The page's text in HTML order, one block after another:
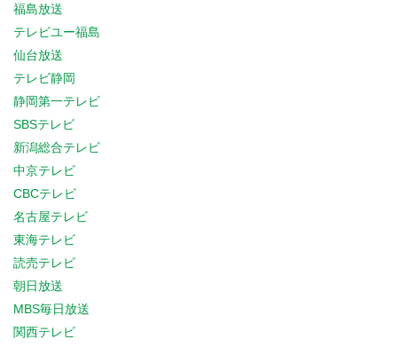
福島放送
テレビユー福島
仙台放送
テレビ静岡
静岡第一テレビ
SBSテレビ
新潟総合テレビ
中京テレビ
CBCテレビ
名古屋テレビ
東海テレビ
読売テレビ
朝日放送
MBS毎日放送
関西テレビ